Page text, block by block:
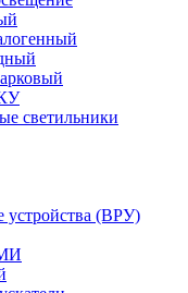
светильники
устройства (ВРУ)